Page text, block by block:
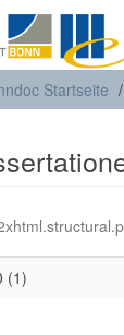
Startseite
(1)